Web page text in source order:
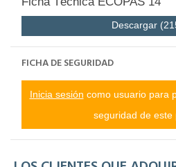
Descargar
FICHA DE SEGURIDAD
Inicia sesión como usuario para
seguridad de este